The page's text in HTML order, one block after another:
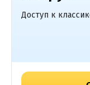
Доступ к